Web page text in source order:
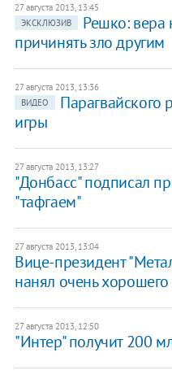
27 августа 2013, 13:45
ЭКСКЛЮЗИВ
​Решко: вера
причинять зло другим
27 августа 2013, 13:36
ВИДЕО
игры
27 августа 2013, 13:27
"Донбасс" подписал
"тафгаем"
27 августа 2013, 13:04
Вице-президент
нанял очень хорошего
27 августа 2013, 12:50
"Интер" получит 200